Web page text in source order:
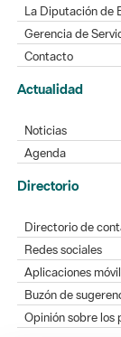
La Diputación de
Gerencia de
Contacto
Actualidad
Noticias
Agenda
Directorio
Directorio de
Redes sociales
Aplicaciones
Buzón de
Opinión sobre los